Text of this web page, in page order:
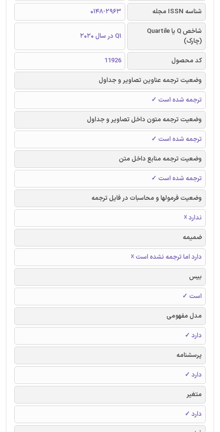
شناسه ISSN مجله
0148-2963
شاخص Q یا Quartile
(چارک)
Q1 در سال 2020
کد محصول
11926
وضعیت ترجمه عناوین تصاویر و جداول
ترجمه شده است ✓
وضعیت ترجمه متون داخل تصاویر و جداول
ترجمه شده است ✓
وضعیت ترجمه منابع داخل متن
ترجمه شده است ✓
وضعیت فرمولها و محاسبات در فایل ترجمه
ندارد ☓
ضمیمه
دارد اما ترجمه نشده است ☓
بیس
است ✓
مدل مفهومی
دارد ✓
پرسشنامه
دارد ✓
متغیر
دارد ✓